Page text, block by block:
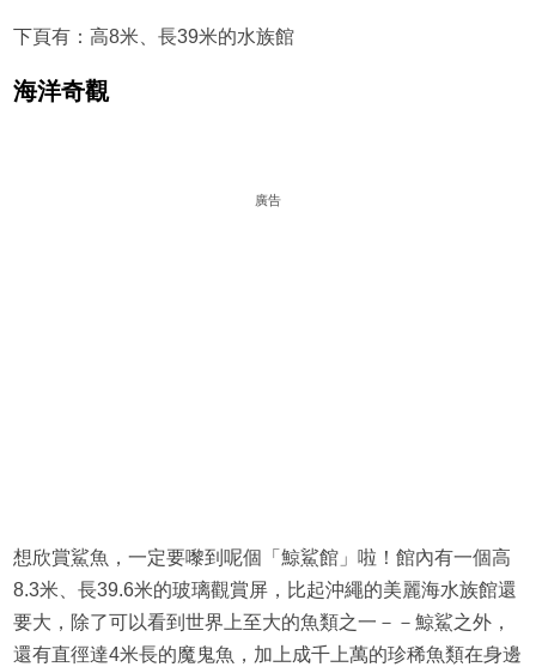
下頁有：高8米、長39米的水族館
海洋奇觀
廣告
想欣賞鯊魚，一定要嚟到呢個「鯨鯊館」啦！館內有一個高
8.3米、長39.6米的玻璃觀賞屏，比起沖繩的美麗海水族館還
要大，除了可以看到世界上至大的魚類之一－－鯨鯊之外，
還有直徑達4米長的魔鬼魚，加上成千上萬的珍稀魚類在身邊